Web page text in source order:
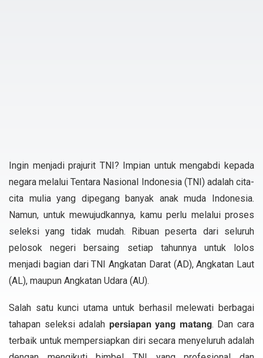
Ingin menjadi prajurit TNI? Impian untuk mengabdi kepada
negara melalui Tentara Nasional Indonesia (TNI) adalah cita-
cita mulia yang dipegang banyak anak muda Indonesia.
Namun, untuk mewujudkannya, kamu perlu melalui proses
seleksi yang tidak mudah. Ribuan peserta dari seluruh
pelosok negeri bersaing setiap tahunnya untuk lolos
menjadi bagian dari TNI Angkatan Darat (AD), Angkatan Laut
(AL), maupun Angkatan Udara (AU).
Salah satu kunci utama untuk berhasil melewati berbagai
tahapan seleksi adalah persiapan yang matang. Dan cara
terbaik untuk mempersiapkan diri secara menyeluruh adalah